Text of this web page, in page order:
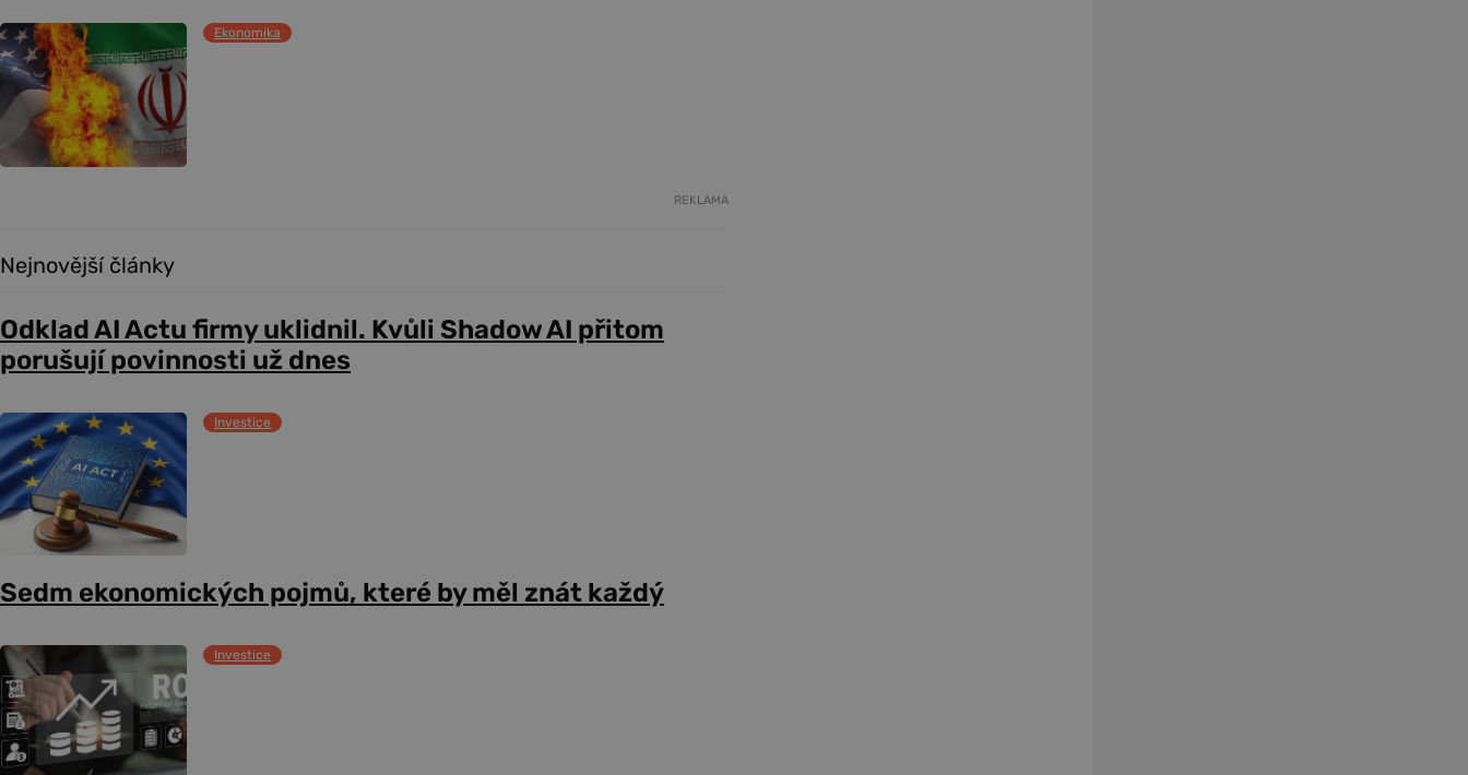
Ekonomika
REKLAMA
Nejnovější články
Odklad AI Actu firmy uklidnil. Kvůli Shadow AI přitom
porušují povinnosti už dnes
Investice
Sedm ekonomických pojmů, které by měl znát každý
Investice